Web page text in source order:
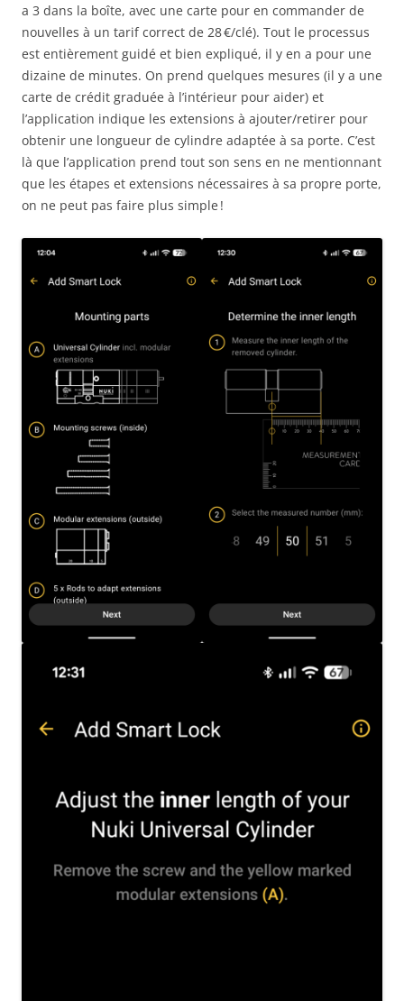
a 3 dans la boîte, avec une carte pour en commander de
nouvelles à un tarif correct de 28 €/clé). Tout le processus
est entièrement guidé et bien expliqué, il y en a pour une
dizaine de minutes. On prend quelques mesures (il y a une
carte de crédit graduée à l’intérieur pour aider) et
l’application indique les extensions à ajouter/retirer pour
obtenir une longueur de cylindre adaptée à sa porte. C’est
là que l’application prend tout son sens en ne mentionnant
que les étapes et extensions nécessaires à sa propre porte,
on ne peut pas faire plus simple !